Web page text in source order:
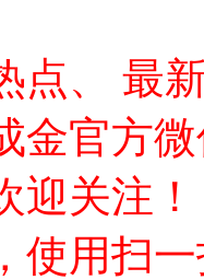
点、 最
金官方
迎关注！
使用扫